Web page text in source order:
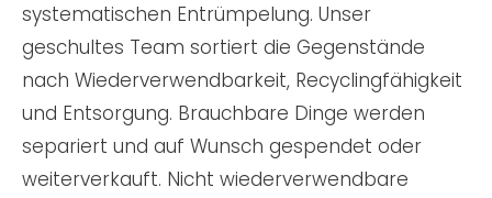
systematischen Entrümpelung. Unser
geschultes Team sortiert die Gegenstände
nach Wiederverwendbarkeit, Recyclingfähigkeit
und Entsorgung. Brauchbare Dinge werden
separiert und auf Wunsch gespendet oder
weiterverkauft. Nicht wiederverwendbare